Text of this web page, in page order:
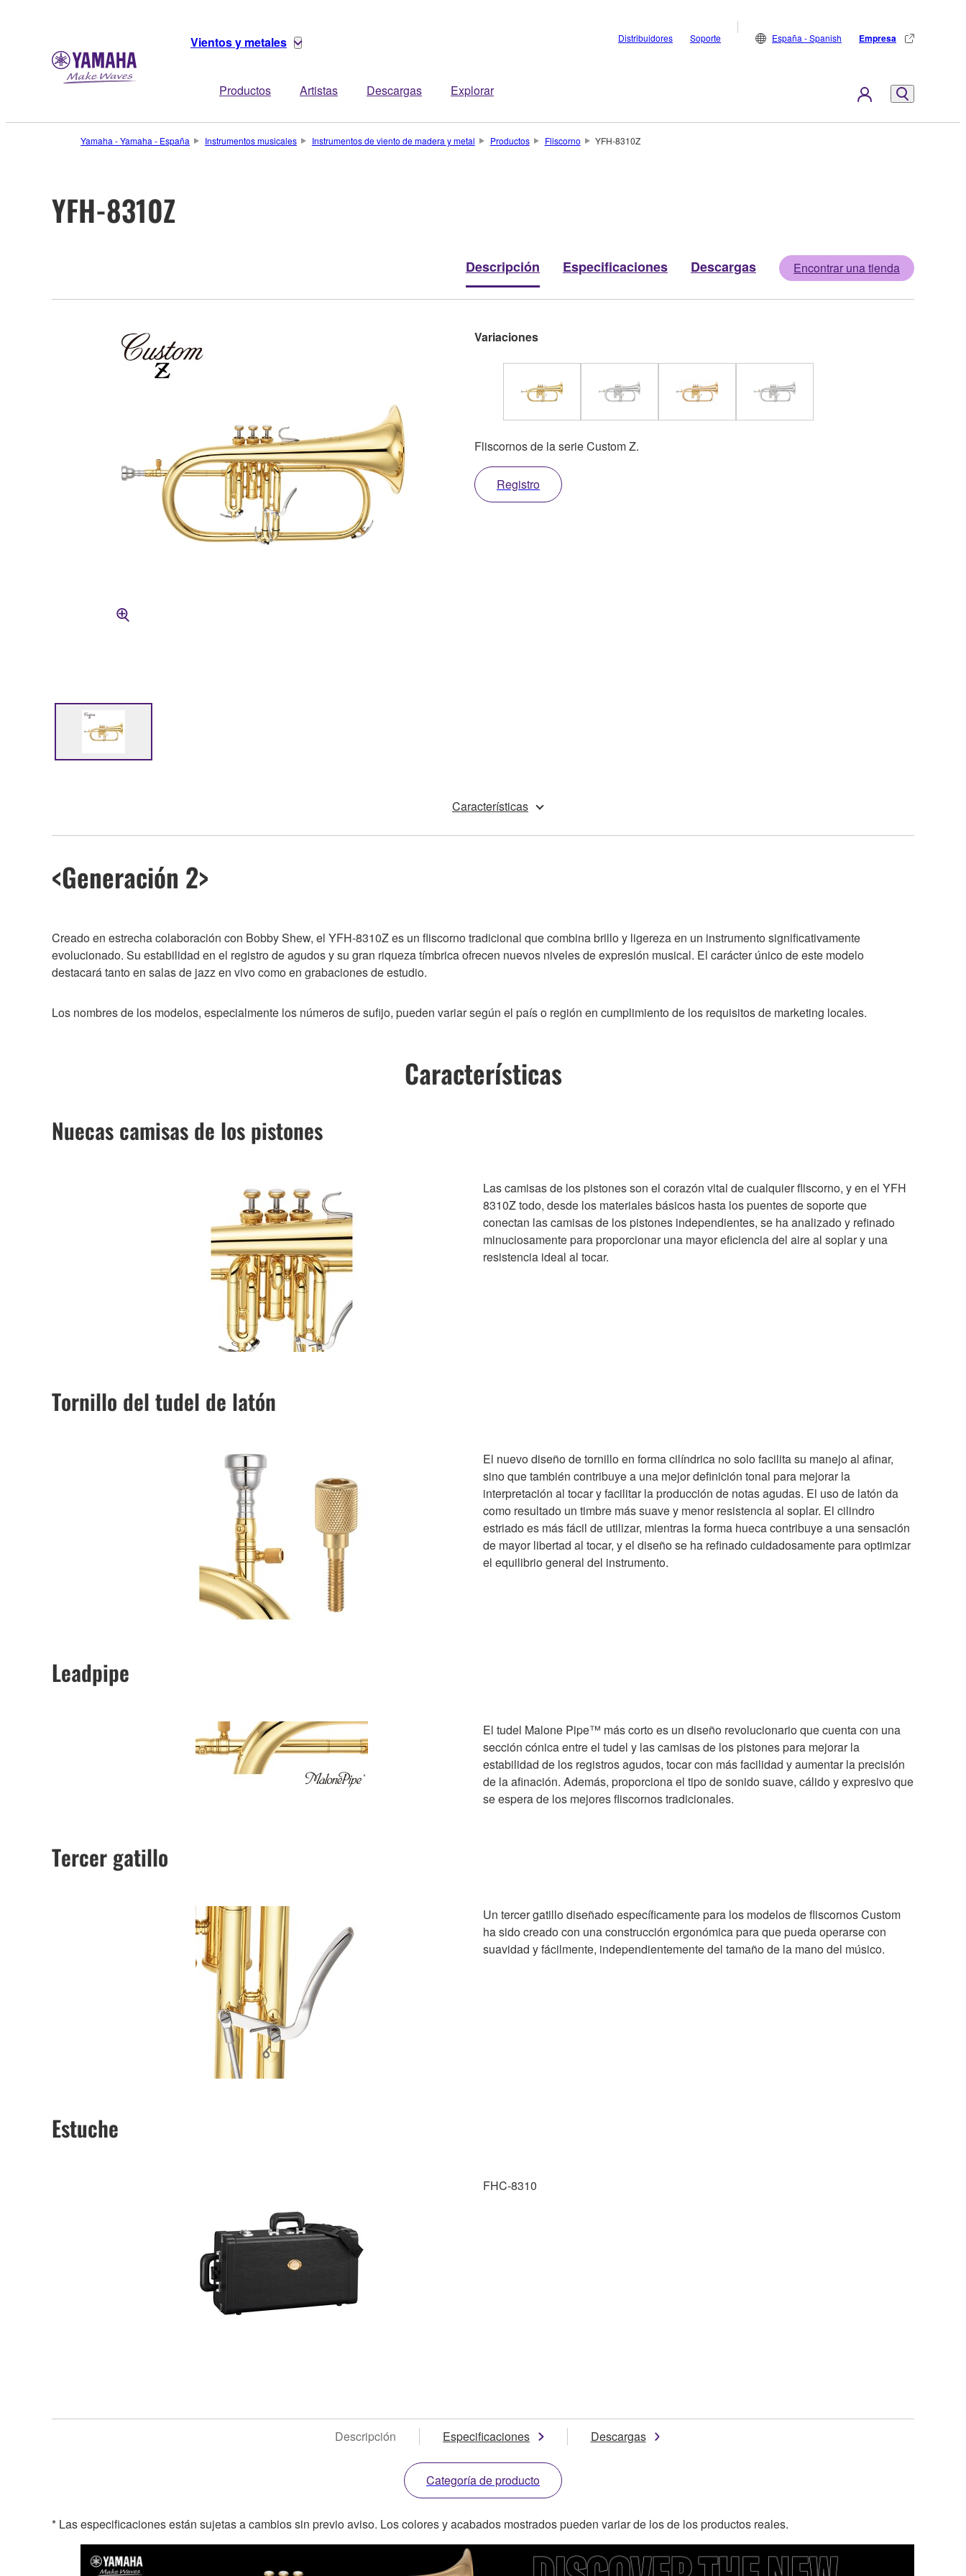
Vientos y metales
Productos Artistas Descargas Explorar
Distribuidores Soporte España - Spanish Empresa
Yamaha - Yamaha - España Instrumentos musicales Instrumentos de viento de madera y metal Productos Fliscorno YFH-8310Z
YFH-8310Z
Descripción Especificaciones Descargas Encontrar una tienda
Variaciones
Fliscornos de la serie Custom Z.
Registro
Características
<Generación 2>
Creado en estrecha colaboración con Bobby Shew, el YFH-8310Z es un fliscorno tradicional que combina brillo y ligereza en un instrumento significativamente
evolucionado. Su estabilidad en el registro de agudos y su gran riqueza tímbrica ofrecen nuevos niveles de expresión musical. El carácter único de este modelo
destacará tanto en salas de jazz en vivo como en grabaciones de estudio.
Los nombres de los modelos, especialmente los números de sufijo, pueden variar según el país o región en cumplimiento de los requisitos de marketing locales.
Características
Nuecas camisas de los pistones
Las camisas de los pistones son el corazón vital de cualquier fliscorno, y en el YFH
8310Z todo, desde los materiales básicos hasta los puentes de soporte que
conectan las camisas de los pistones independientes, se ha analizado y refinado
minuciosamente para proporcionar una mayor eficiencia del aire al soplar y una
resistencia ideal al tocar.
Tornillo del tudel de latón
El nuevo diseño de tornillo en forma cilíndrica no solo facilita su manejo al afinar,
sino que también contribuye a una mejor definición tonal para mejorar la
interpretación al tocar y facilitar la producción de notas agudas. El uso de latón da
como resultado un timbre más suave y menor resistencia al soplar. El cilindro
estriado es más fácil de utilizar, mientras la forma hueca contribuye a una sensación
de mayor libertad al tocar, y el diseño se ha refinado cuidadosamente para optimizar
el equilibrio general del instrumento.
Leadpipe
El tudel Malone Pipe™ más corto es un diseño revolucionario que cuenta con una
sección cónica entre el tudel y las camisas de los pistones para mejorar la
estabilidad de los registros agudos, tocar con más facilidad y aumentar la precisión
de la afinación. Además, proporciona el tipo de sonido suave, cálido y expresivo que
se espera de los mejores fliscornos tradicionales.
Tercer gatillo
Un tercer gatillo diseñado específicamente para los modelos de fliscornos Custom
ha sido creado con una construcción ergonómica para que pueda operarse con
suavidad y fácilmente, independientemente del tamaño de la mano del músico.
Estuche
FHC-8310
Descripción Especificaciones Descargas
Categoría de producto
* Las especificaciones están sujetas a cambios sin previo aviso. Los colores y acabados mostrados pueden variar de los de los productos reales.